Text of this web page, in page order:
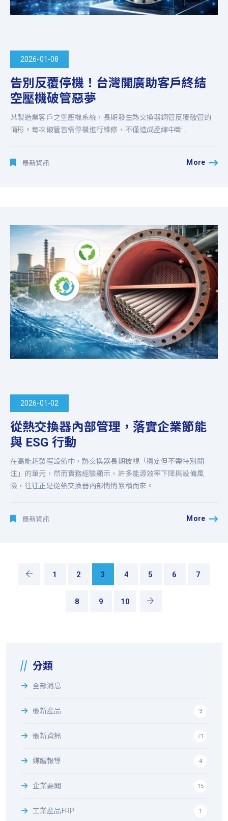
2026-01-08
告別反覆停機！台灣開廣助客戶終結
空壓機破管惡夢
某製造業客戶之空壓機系統，長期發生熱交換器銅管反覆破管的
情形。每次破管皆需停機進行維修，不僅造成產線中斷 ...
最新資訊 More
2026-01-02
從熱交換器內部管理，落實企業節能
與 ESG 行動
在高能耗製程設備中，熱交換器長期被視「穩定但不需特別關
注」的單元，然而實務經驗顯示，許多能源效率下降與設備風
險，往往正是從熱交換器內部悄悄累積而來。
最新資訊 More
1 2 3 4 5 6 7
8 9 10
分類
全部消息
最新產品 3
最新資訊 71
媒體報導 4
企業要聞 15
工業產品FRP 1